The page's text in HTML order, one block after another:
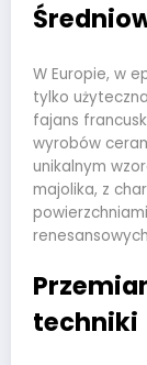
W Europie, w
tylko
fajans
wyrobów
unikalnym
majolika, z
techniki